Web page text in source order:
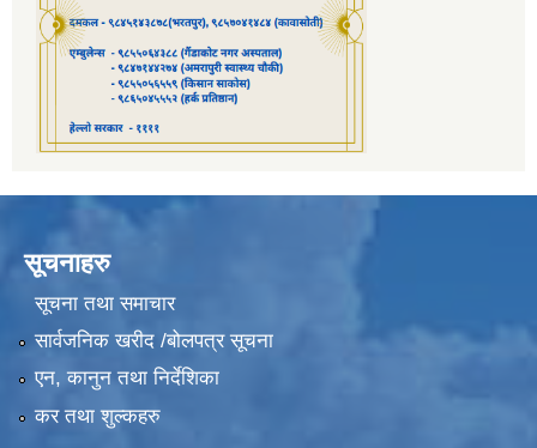
सूचनाहरु
सूचना तथा समाचार
सार्वजनिक खरीद /बोलपत्र सूचना
एन, कानुन तथा निर्देशिका
कर तथा शुल्कहरु